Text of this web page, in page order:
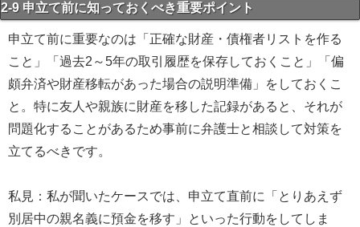
2-9 申立て前に知っておくべき重要ポイント
申立て前に重要なのは「正確な財産・債権者リストを作る
こと」「過去2～5年の取引履歴を保存しておくこと」「偏
頗弁済や財産移転があった場合の説明準備」をしておくこ
と。特に友人や親族に財産を移した記録があると、それが
問題化することがあるため事前に弁護士と相談して対策を
立てるべきです。
私見：私が聞いたケースでは、申立て直前に「とりあえず
別居中の親名義に預金を移す」といった行動をしてしま